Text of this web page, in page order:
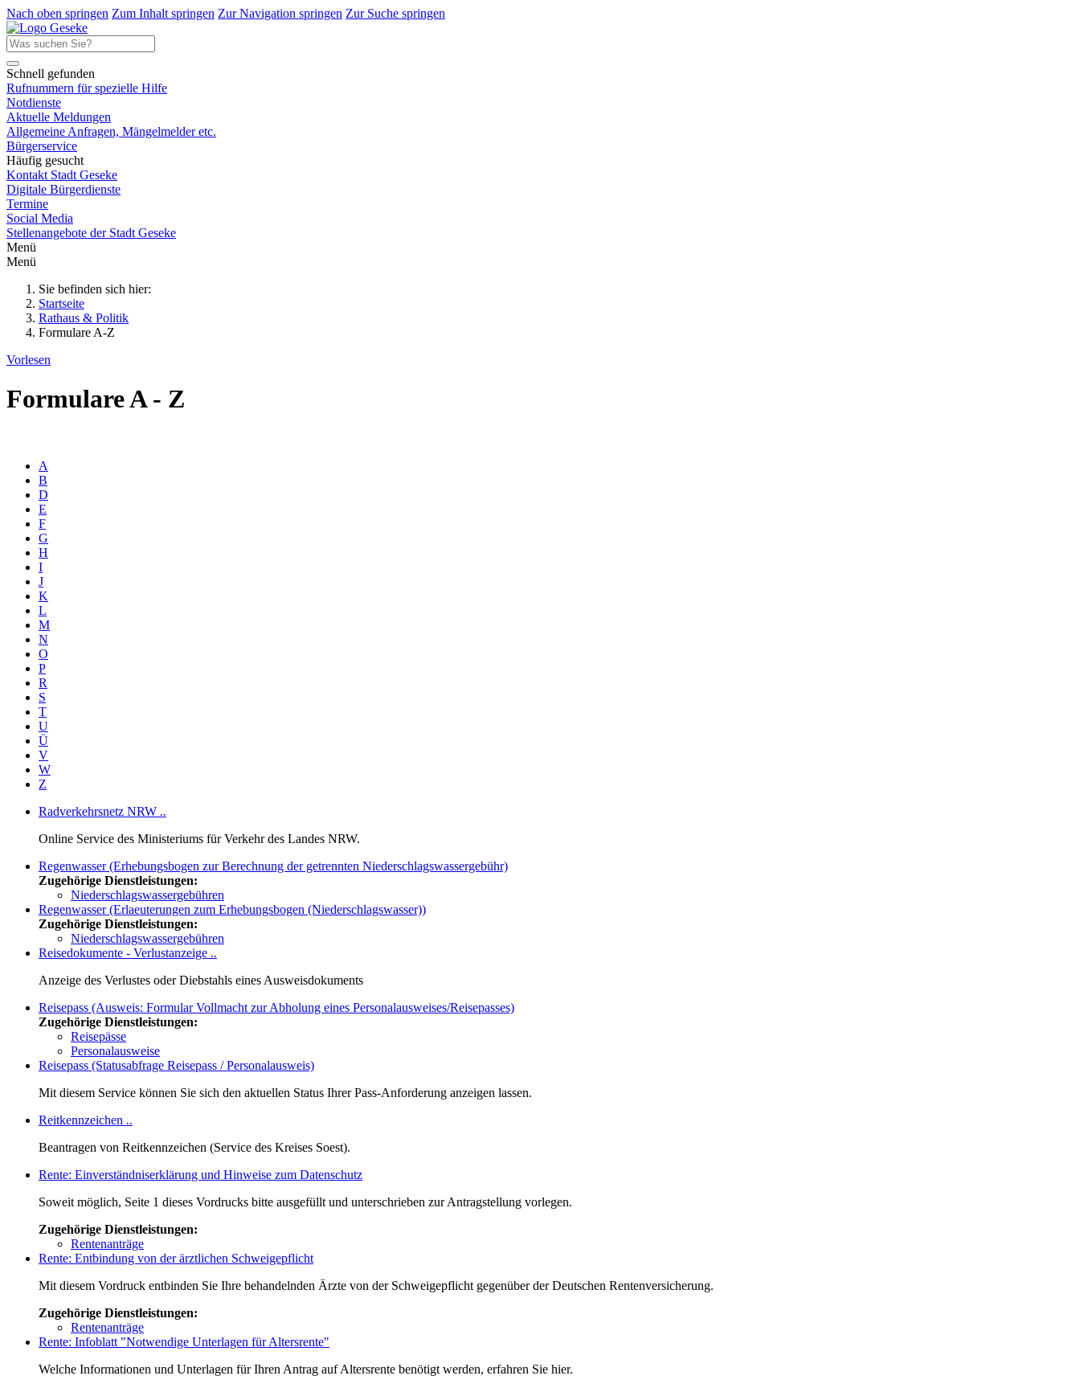
Nach oben springen Zum Inhalt springen Zur Navigation springen Zur Suche springen
Schnell gefunden
Rufnummern für spezielle Hilfe
Notdienste
Aktuelle Meldungen
Allgemeine Anfragen, Mängelmelder etc.
Bürgerservice
Häufig gesucht
Kontakt Stadt Geseke
Digitale Bürgerdienste
Termine
Social Media
Stellenangebote der Stadt Geseke
Menü
Menü
Sie befinden sich hier:
Startseite
Rathaus & Politik
Formulare A-Z
Vorlesen
Formulare A - Z
A
B
D
E
F
G
H
I
J
K
L
M
N
O
P
R
S
T
U
Ü
V
W
Z
Radverkehrsnetz NRW ..
Online Service des Ministeriums für Verkehr des Landes NRW.
Regenwasser (Erhebungsbogen zur Berechnung der getrennten Niederschlagswassergebühr)
Zugehörige Dienstleistungen:
Niederschlagswassergebühren
Regenwasser (Erlaeuterungen zum Erhebungsbogen (Niederschlagswasser))
Zugehörige Dienstleistungen:
Niederschlagswassergebühren
Reisedokumente - Verlustanzeige ..
Anzeige des Verlustes oder Diebstahls eines Ausweisdokuments
Reisepass (Ausweis: Formular Vollmacht zur Abholung eines Personalausweises/Reisepasses)
Zugehörige Dienstleistungen:
Reisepässe
Personalausweise
Reisepass (Statusabfrage Reisepass / Personalausweis)
Mit diesem Service können Sie sich den aktuellen Status Ihrer Pass-Anforderung anzeigen lassen.
Reitkennzeichen ..
Beantragen von Reitkennzeichen (Service des Kreises Soest).
Rente: Einverständniserklärung und Hinweise zum Datenschutz
Soweit möglich, Seite 1 dieses Vordrucks bitte ausgefüllt und unterschrieben zur Antragstellung vorlegen.
Zugehörige Dienstleistungen:
Rentenanträge
Rente: Entbindung von der ärztlichen Schweigepflicht
Mit diesem Vordruck entbinden Sie Ihre behandelnden Ärzte von der Schweigepflicht gegenüber der Deutschen Rentenversicherung.
Zugehörige Dienstleistungen:
Rentenanträge
Rente: Infoblatt "Notwendige Unterlagen für Altersrente"
Welche Informationen und Unterlagen für Ihren Antrag auf Altersrente benötigt werden, erfahren Sie hier.